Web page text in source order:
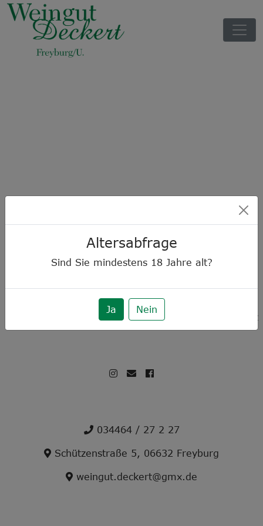
Altersabfrage
Sind Sie mindestens 18Jahre alt?
Ja Nein
Vertrag widerrufen
Versand AGBs Widerruf Datenschutz
034464 / 27 2 27
Schützenstraße 5, 06632 Freyburg
weingut.deckert@gmx.de